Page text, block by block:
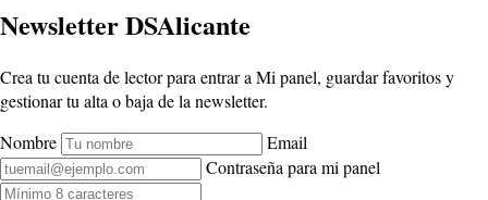
Newsletter DSAlicante
Crea tu cuenta de lector para entrar a Mi panel, guardar favoritos y
gestionar tu alta o baja de la newsletter.
Nombre
Email
Contraseña para mi panel